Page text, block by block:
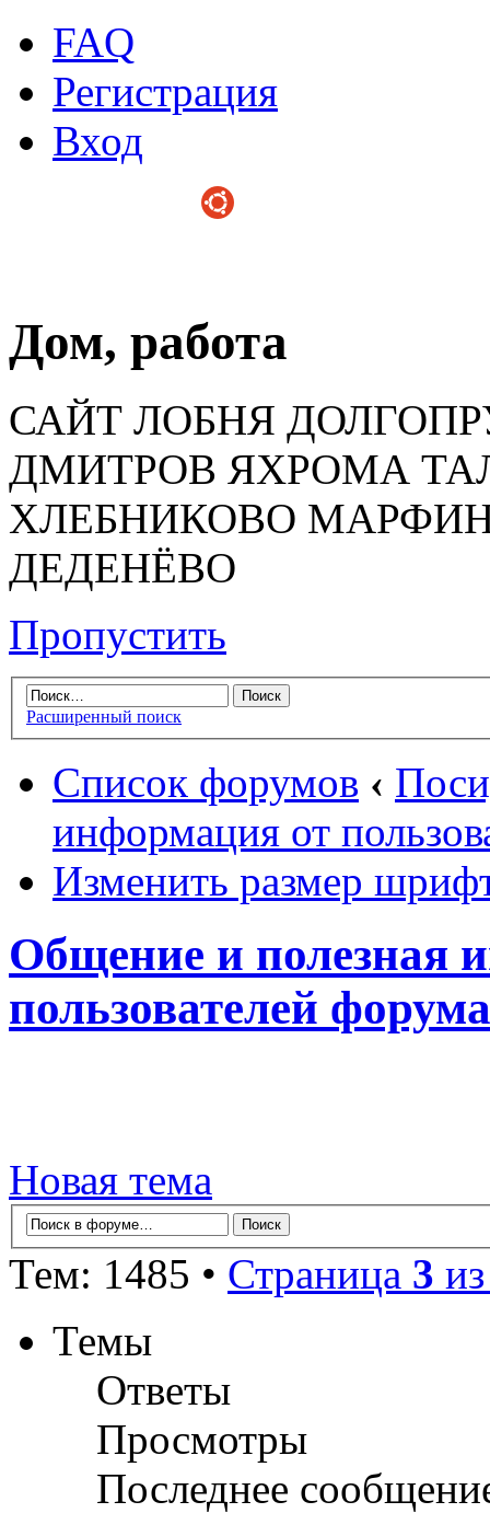
FAQ
Регистрация
Вход
Дом, работа
САЙТ ЛОБНЯ
ДМИТРОВ ЯХРОМА
ХЛЕБНИКОВО
ДЕДЕНЁВО
Пропустить
Расширенный поиск
Список форумов ‹
информация от
Изменить размер
Общение и полезная
пользователей форума
Новая тема
Тем: 1485 • Страница 3
Темы
Ответы
Просмотры
Последнее